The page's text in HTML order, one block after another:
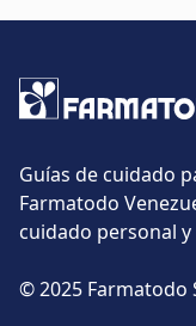
Guías de cuidado
Farmatodo
cuidado personal
© 2025 Farmatodo